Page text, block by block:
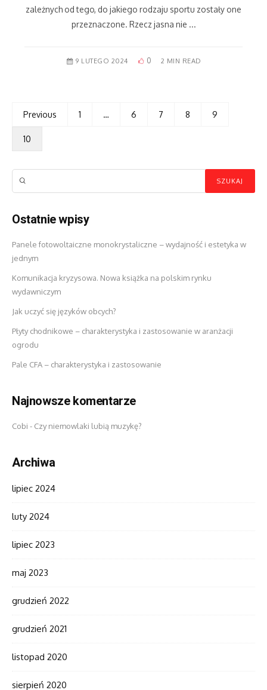
zależnych od tego, do jakiego rodzaju sportu zostały one
przeznaczone. Rzecz jasna nie ...
9 LUTEGO 2024 0 2 MIN READ
Previous 1 … 6 7 8 9
10
Ostatnie wpisy
Panele fotowoltaiczne monokrystaliczne – wydajność i estetyka w
jednym
Komunikacja kryzysowa. Nowa książka na polskim rynku
wydawniczym
Jak uczyć się języków obcych?
Płyty chodnikowe – charakterystyka i zastosowanie w aranżacji
ogrodu
Pale CFA – charakterystyka i zastosowanie
Najnowsze komentarze
Cobi - Czy niemowlaki lubią muzykę?
Archiwa
lipiec 2024
luty 2024
lipiec 2023
maj 2023
grudzień 2022
grudzień 2021
listopad 2020
sierpień 2020